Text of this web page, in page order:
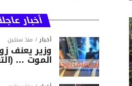
أخبار
أخبار منذ سنتين
وزير يعنف
الموت …